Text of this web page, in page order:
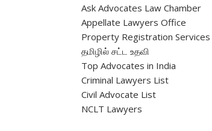
Ask Advocates Law Chamber
Appellate Lawyers Office
Property Registration Services
தமிழில் சட்ட உதவி
Top Advocates in India
Criminal Lawyers List
Civil Advocate List
NCLT Lawyers